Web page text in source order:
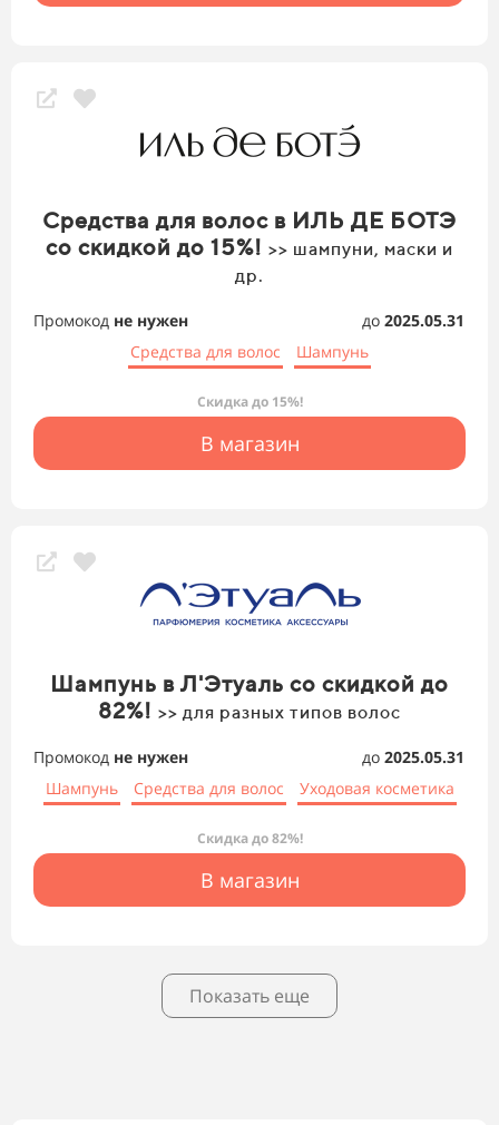
Средства для волос в ИЛЬ ДЕ БОТЭ
со скидкой до 15%! >> шампуни, маски и
др.
Промокод не нужен до 2025.05.31
Средства для волос
Шампунь
Скидка до 15%!
В магазин
Шампунь в Л'Этуаль со скидкой до
82%! >> для разных типов волос
Промокод не нужен до 2025.05.31
Шампунь
Средства для волос Уходовая косметика
Скидка до 82%!
В магазин
Показать еще